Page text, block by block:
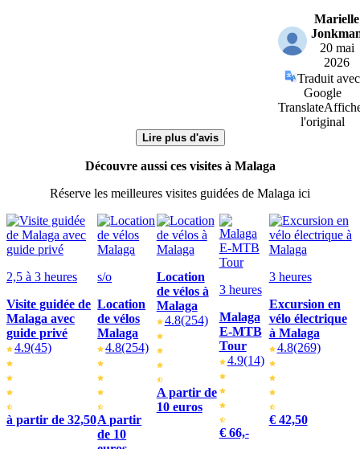
Marielle
20 mai
2026
Traduit avec
Google
Translate
l'original
Lire plus d'avis
Découvre aussi ces visites à Malaga
Réserve les meilleures visites guidées de Malaga ici
2,5 à 3 heures
Visite guidée de
Malaga avec
guide privé
4.9(45)
à partir de 32,50
s/o
Location
de vélos
Malaga
4.8(254)
A partir
de 10
Location
de vélos à
Malaga
4.8(254)
A partir de
10 euros
3 heures
Malaga
E-MTB
Tour
4.9(14)
€ 66,-
3 heures
Excursion en
vélo électrique
à Malaga
4.8(269)
€ 42,50